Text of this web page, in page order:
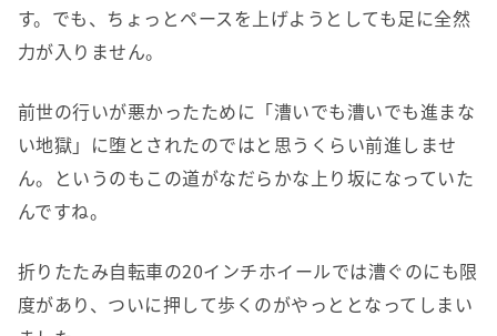
す。でも、ちょっとペースを上げようとしても足に全然
力が入りません。
前世の行いが悪かったために「漕いでも漕いでも進まな
い地獄」に堕とされたのではと思うくらい前進しませ
ん。というのもこの道がなだらかな上り坂になっていた
んですね。
折りたたみ自転車の20インチホイールでは漕ぐのにも限
度があり、ついに押して歩くのがやっととなってしまい